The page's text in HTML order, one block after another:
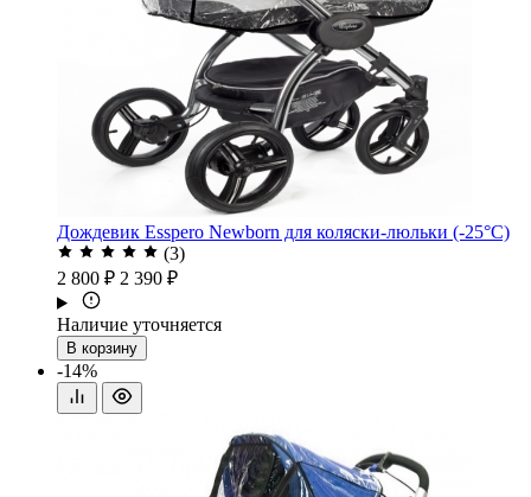
Дождевик Esspero Newborn для коляски-люльки (-25°С)
(3)
2 800 ₽ 2 390 ₽
Наличие уточняется
В корзину
-14%